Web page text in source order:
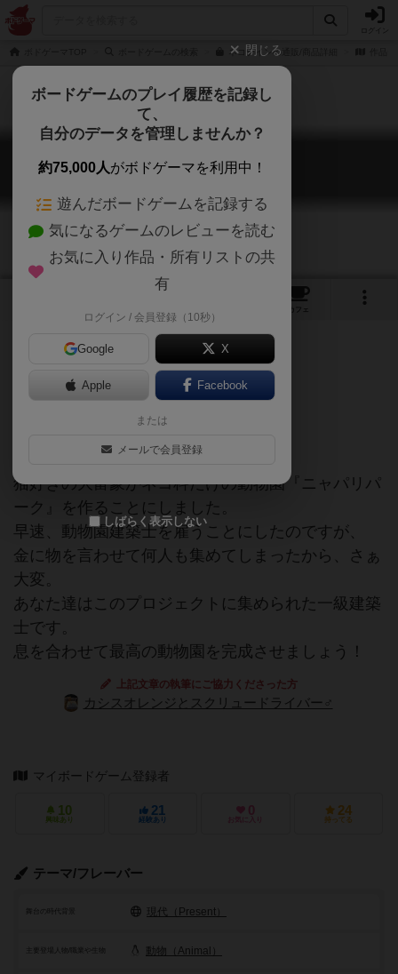
ネコナインの通販/商品詳細
ネコナイン
NEKONINE
カフェ
ネコ科だけのサファリパーク
ゲームマーケット2017春（東京）
猫好きの大富豪がネコ科だけの動物園『ニャパリパ
ーク』を作ることにしました。
早速、動物園建築士を雇うことにしたのですが、
金に物を言わせて何人も集めてしまったから、さぁ
大変。
あなた達はこのプロジェクトに集められた一級建築
士です。
息を合わせて最高の動物園を完成させましょう！
上記文章の執筆にご協力くださった方
カシスオレンジとスクリュードライバー♂
マイボードゲーム登録者
10
興味あり
21
経験あり
0
お気に入り
24
持ってる
テーマ/フレーバー
舞台の時代背景 現代（Present）
動物（Animal）
閉じる
ボードゲームのプレイ履歴を記録し
て、
自分のデータを管理しませんか？
約75,000人がボドゲーマを利用中！
遊んだボードゲームを記録する
気になるゲームのレビューを読む
お気に入り作品・所有リストの共
有
ログイン / 会員登録（10秒）
Google X
Apple Facebook
または
メールで会員登録
しばらく表示しない